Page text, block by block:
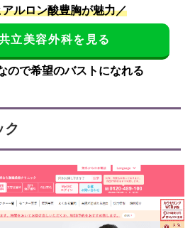
ルロン酸豊胸が魅力／
立美容外科を見る
ので希望のバストになれる
ク